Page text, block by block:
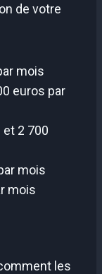
de votre
mois
euros par
2 700
mois
mois
les